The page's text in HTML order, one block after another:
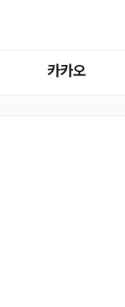
카카오